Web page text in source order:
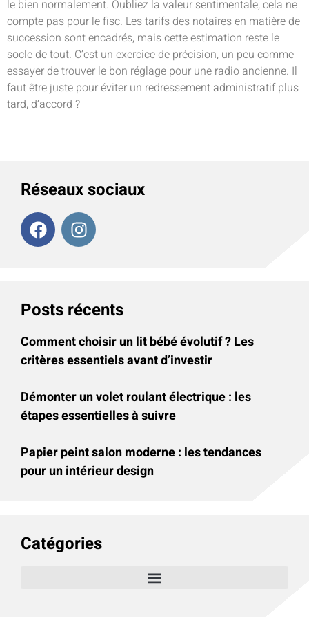
le bien normalement. Oubliez la valeur sentimentale, cela ne
compte pas pour le fisc. Les tarifs des notaires en matière de
succession sont encadrés, mais cette estimation reste le
socle de tout. C’est un exercice de précision, un peu comme
essayer de trouver le bon réglage pour une radio ancienne. Il
faut être juste pour éviter un redressement administratif plus
tard, d’accord ?
Réseaux sociaux
Posts récents
Comment choisir un lit bébé évolutif ? Les
critères essentiels avant d’investir
Démonter un volet roulant électrique : les
étapes essentielles à suivre
Papier peint salon moderne : les tendances
pour un intérieur design
Catégories